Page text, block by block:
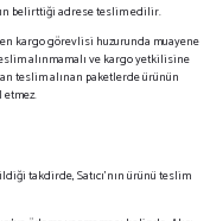
belirttiği adrese teslim edilir.
kargo görevlisi huzurunda muayene
alınmamalı ve kargo yetkilisine
teslim alınan paketlerde ürünün
takdirde, Satıcı'nın ürünü teslim